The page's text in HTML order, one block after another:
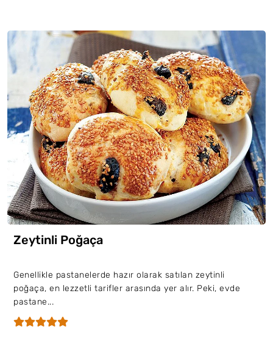
Zeytinli Poğaça
Genellikle pastanelerde hazır olarak satılan zeytinli
poğaça, en lezzetli tarifler arasında yer alır. Peki, evde
pastane...